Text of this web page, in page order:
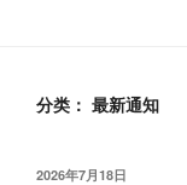
分类： 最新通知
发
2026年7月18日